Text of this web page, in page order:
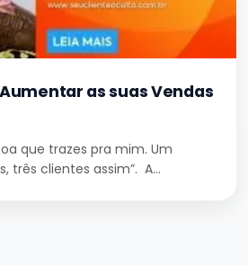
as suas Vendas
que trazes pra mim. Um
três clientes assim”. A…